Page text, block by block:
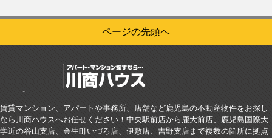
ページの先頭へ
賃貸マンション、アパートや事務所、店舗など鹿児島の不動産物件をお探し
なら川商ハウスへお任せください！中央駅前店から鹿大前店、鹿児島国際大
学近の谷山支店、金生町いづろ店、伊敷店、吉野支店まで複数の箇所に拠点